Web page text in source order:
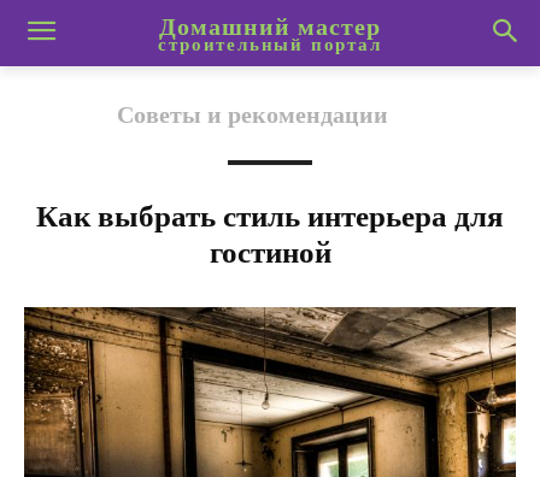
Домашний мастер
строительный портал
Советы и рекомендации
Как выбрать стиль интерьера для
гостиной